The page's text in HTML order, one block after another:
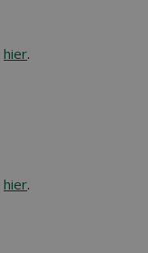
hier.
hier.